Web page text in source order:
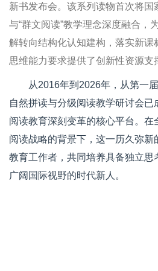
新书发布会。该系列读物首次将国
与“群文阅读”教学理念深度融合，
解转向结构化认知建构，落实新课
思维能力要求提供了创新性资源支
从2016年到2026年，从第一
自然拼读与分级阅读教学研讨会
阅读教育深刻变革的核心平台。在
阅读战略的背景下，这一历久弥新
教育工作者，共同培养具备独立思
广阔国际视野的时代新人。